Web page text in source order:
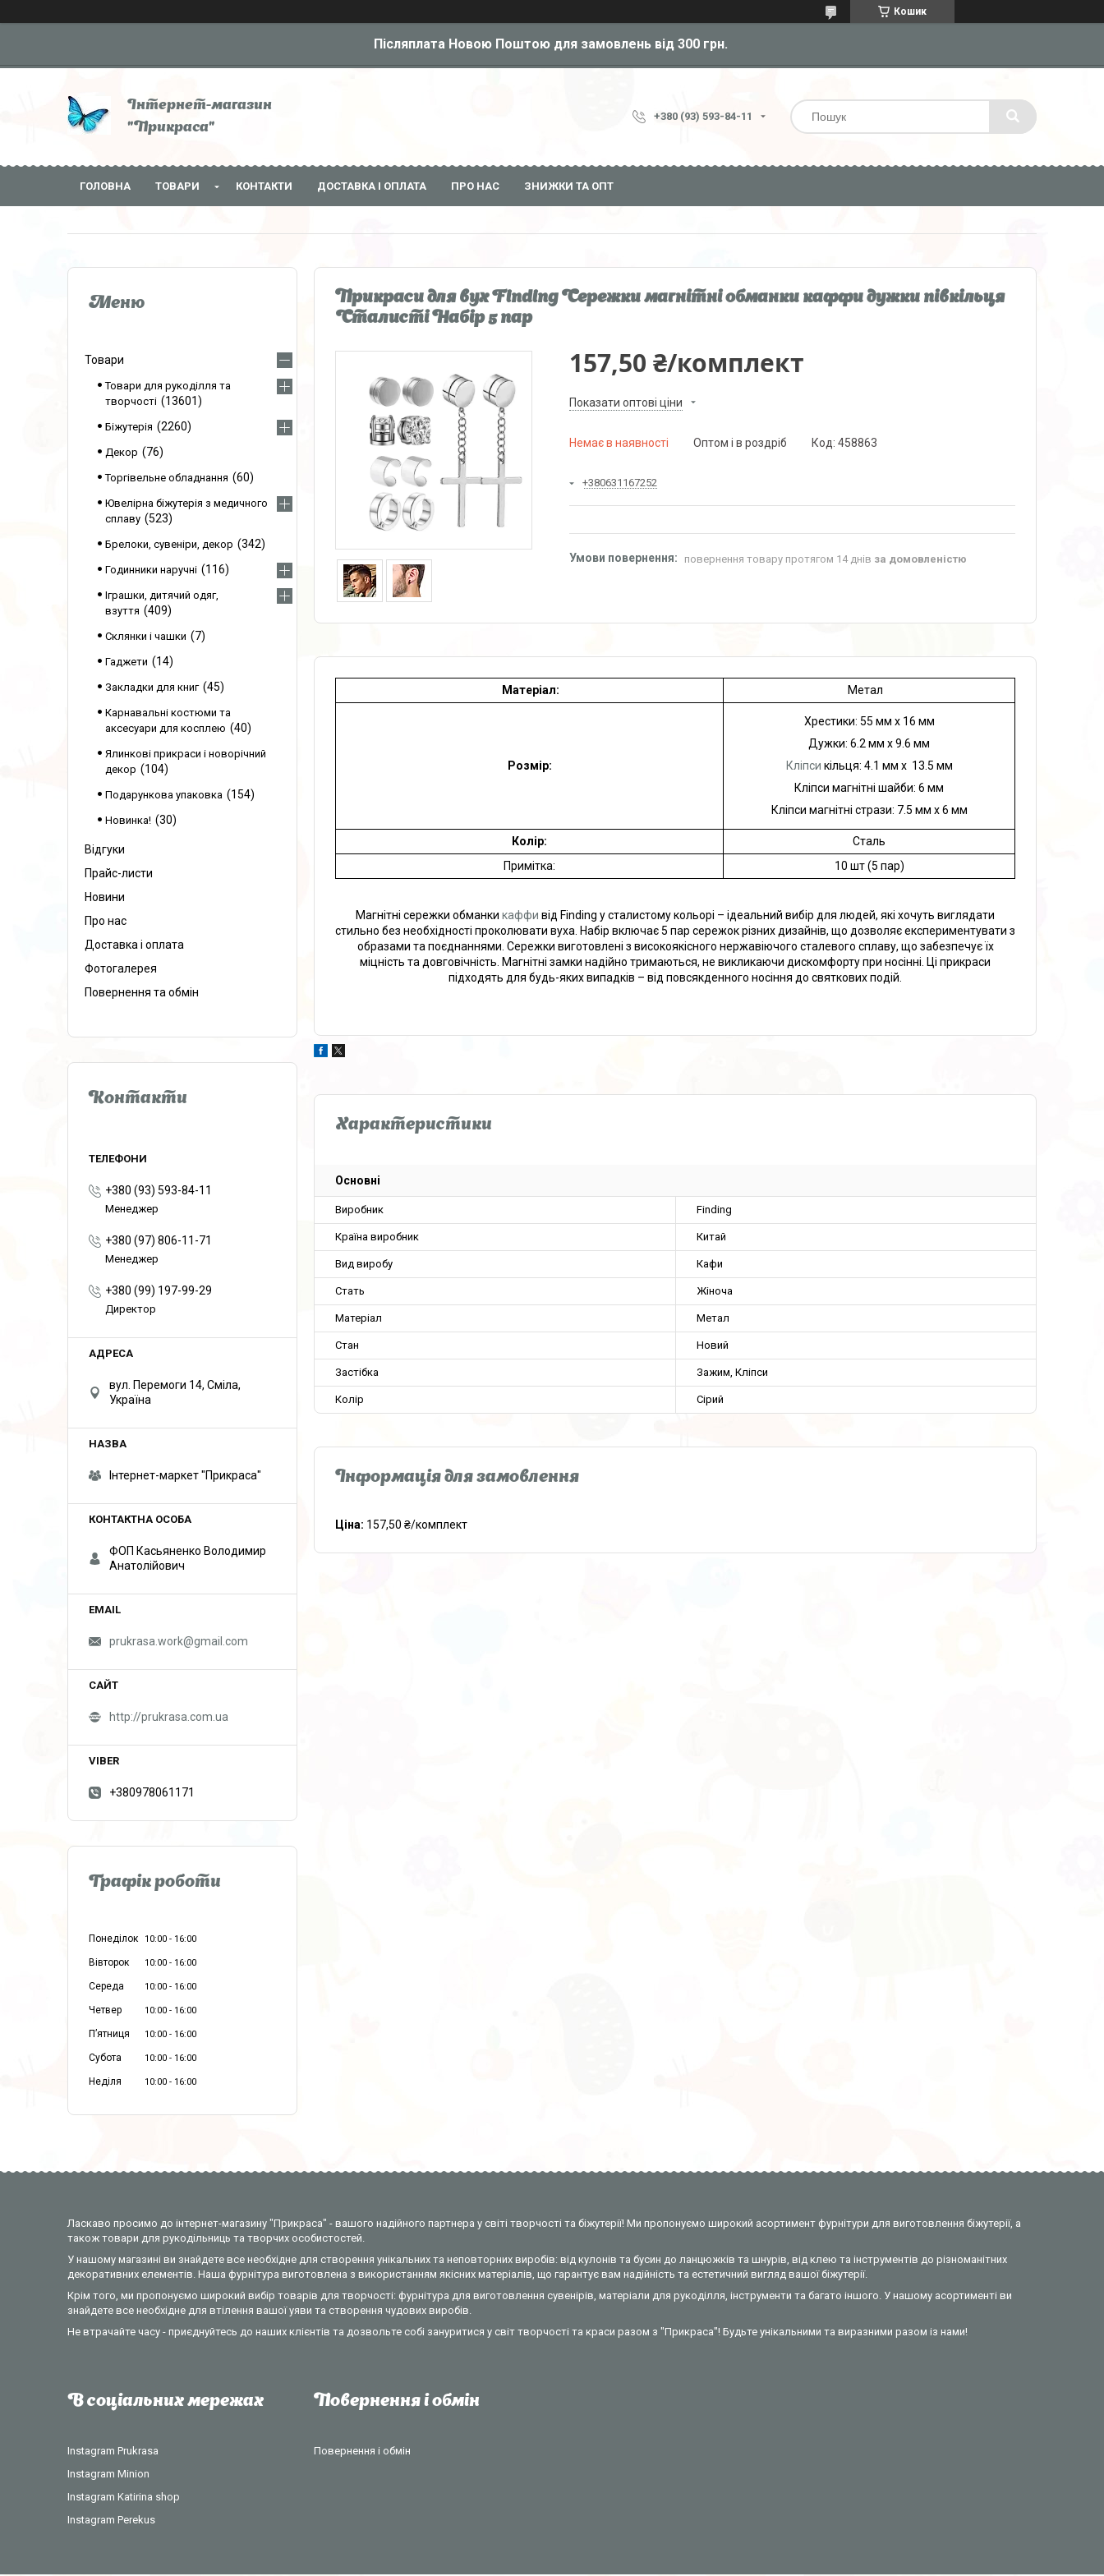
Кошик
Післяплата Новою Поштою для замовлень від 300 грн.
Інтернет-магазин
"Прикраса"
+380 (93) 593-84-11
ГОЛОВНА ТОВАРИ КОНТАКТИ ДОСТАВКА І ОПЛАТА ПРО НАС ЗНИЖКИ ТА ОПТ
Прикраси для вух Finding Сережки магнітні обманки каффи дужки півкільця
Сталисті Набір 5 пар
157,50 ₴/комплект
Показати оптові ціни
Немає в наявності Оптом і в роздріб Код: 458863
+380631167252
повернення товару протягом 14 днів за домовленістю
Матеріал: Метал
Розмір:
Хрестики: 55 мм х 16 мм
Дужки: 6.2 мм х 9.6 мм
Кліпси кільця: 4.1 мм х 13.5 мм
Кліпси магнітні шайби: 6 мм
Кліпси магнітні стрази: 7.5 мм х 6 мм
Колір:
Сталь
Примітка:
10 шт (5 пар)
Магнітні сережки обманки каффи від Finding у сталистому кольорі – ідеальний вибір для людей, які хочуть виглядати
стильно без необхідності проколювати вуха. Набір включає 5 пар сережок різних дизайнів, що дозволяє експериментувати з
образами та поєднаннями. Сережки виготовлені з високоякісного нержавіючого сталевого сплаву, що забезпечує їх
міцність та довговічність. Магнітні замки надійно тримаються, не викликаючи дискомфорту при носінні. Ці прикраси
підходять для будь-яких випадків – від повсякденного носіння до святкових подій.
Характеристики
Основні
Виробник Finding
Країна виробник Китай
Вид виробу Кафи
Стать Жіноча
Матеріал Метал
Стан Новий
Застібка Зажим, Кліпси
Колір Сірий
Інформація для замовлення
Ціна: 157,50 ₴/комплект
Товари
Товари для рукоділля та
творчості
13601
Біжутерія 2260
Декор 76
Торгівельне обладнання 60
Ювелірна біжутерія з медичного
сплаву
523
Брелоки, сувеніри, декор 342
Годинники наручні 116
Іграшки, дитячий одяг,
взуття
409
Склянки і чашки 7
Гаджети 14
Закладки для книг 45
Карнавальні костюми та
аксесуари для косплею
40
Ялинкові прикраси і новорічний
декор
104
Подарункова упаковка 154
Новинка! 30
Відгуки
Прайс-листи
Новини
Про нас
Доставка і оплата
Фотогалерея
Повернення та обмін
Контакти
+380 (93) 593-84-11
Менеджер
+380 (97) 806-11-71
Менеджер
+380 (99) 197-99-29
Директор
вул. Перемоги 14, Сміла,
Україна
Інтернет-маркет "Прикраса"
ФОП Касьяненко Володимир
Анатолійович
prukrasa.work@gmail.com
http://prukrasa.com.ua
+380978061171
Графік роботи
Понеділок 10:00 16:00
Вівторок 10:00 16:00
Середа 10:00 16:00
Четвер 10:00 16:00
Пʼятниця 10:00 16:00
Субота 10:00 16:00
Неділя 10:00 16:00
Ласкаво просимо до інтернет-магазину "Прикраса" - вашого надійного партнера у світі творчості та біжутерії! Ми пропонуємо широкий асортимент фурнітури для виготовлення біжутерії, а
також товари для рукодільниць та творчих особистостей.
У нашому магазині ви знайдете все необхідне для створення унікальних та неповторних виробів: від кулонів та бусин до ланцюжків та шнурів, від клею та інструментів до різноманітних
декоративних елементів. Наша фурнітура виготовлена з використанням якісних матеріалів, що гарантує вам надійність та естетичний вигляд вашої біжутерії.
Крім того, ми пропонуємо широкий вибір товарів для творчості: фурнітура для виготовлення сувенірів, матеріали для рукоділля, інструменти та багато іншого. У нашому асортименті ви
знайдете все необхідне для втілення вашої уяви та створення чудових виробів.
Не втрачайте часу - приєднуйтесь до наших клієнтів та дозвольте собі зануритися у світ творчості та краси разом з "Прикраса"! Будьте унікальними та виразними разом із нами!
В соціальних мережах
Instagram Prukrasa
Instagram Minion
Instagram Katirina shop
Instagram Perekus
Повернення і обмін
Повернення і обмін